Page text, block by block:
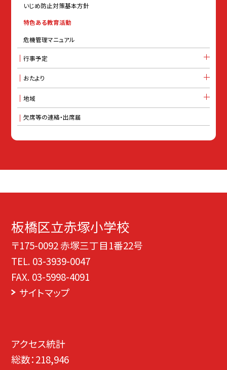
いじめ防止対策基本方針
特色ある教育活動
危機管理マニュアル
行事予定
おたより
地域
欠席等の連絡・出席届
板橋区立赤塚小学校
〒175-0092 赤塚三丁目1番22号
TEL. 03-3939-0047
FAX. 03-5998-4091
サイトマップ
アクセス統計
総数：218,946